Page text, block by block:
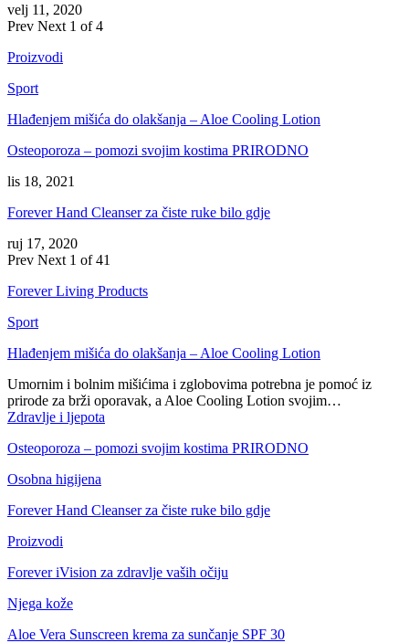
velj 11, 2020
Prev Next 1 of 4
Proizvodi
Sport
Hlađenjem mišića do olakšanja – Aloe Cooling Lotion
Osteoporoza – pomozi svojim kostima PRIRODNO
lis 18, 2021
Forever Hand Cleanser za čiste ruke bilo gdje
ruj 17, 2020
Prev Next 1 of 41
Forever Living Products
Sport
Hlađenjem mišića do olakšanja – Aloe Cooling Lotion
Umornim i bolnim mišićima i zglobovima potrebna je pomoć iz
prirode za brži oporavak, a Aloe Cooling Lotion svojim…
Zdravlje i ljepota
Osteoporoza – pomozi svojim kostima PRIRODNO
Osobna higijena
Forever Hand Cleanser za čiste ruke bilo gdje
Proizvodi
Forever iVision za zdravlje vaših očiju
Njega kože
Aloe Vera Sunscreen krema za sunčanje SPF 30